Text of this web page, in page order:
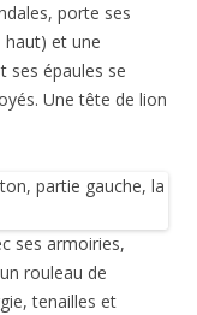
porte ses
haut) et une
ses épaules se
Une tête de lion
ses armoiries,
rouleau de
tenailles et